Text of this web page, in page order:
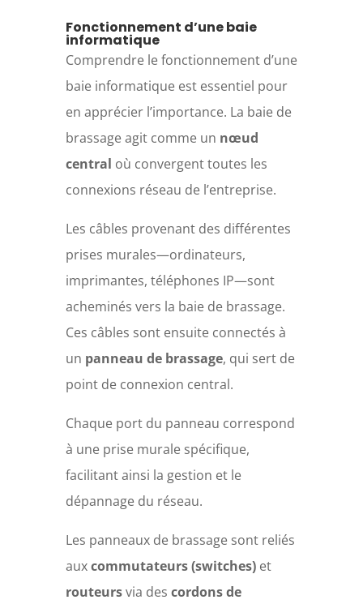
Fonctionnement d’une baie
informatique
Comprendre le fonctionnement d’une
baie informatique est essentiel pour
en apprécier l’importance. La baie de
brassage agit comme un nœud
central où convergent toutes les
connexions réseau de l’entreprise.
Les câbles provenant des différentes
prises murales—ordinateurs,
imprimantes, téléphones IP—sont
acheminés vers la baie de brassage.
Ces câbles sont ensuite connectés à
un panneau de brassage, qui sert de
point de connexion central.
Chaque port du panneau correspond
à une prise murale spécifique,
facilitant ainsi la gestion et le
dépannage du réseau.
Les panneaux de brassage sont reliés
auxcommutateurs (switches)et
routeursvia des cordons de